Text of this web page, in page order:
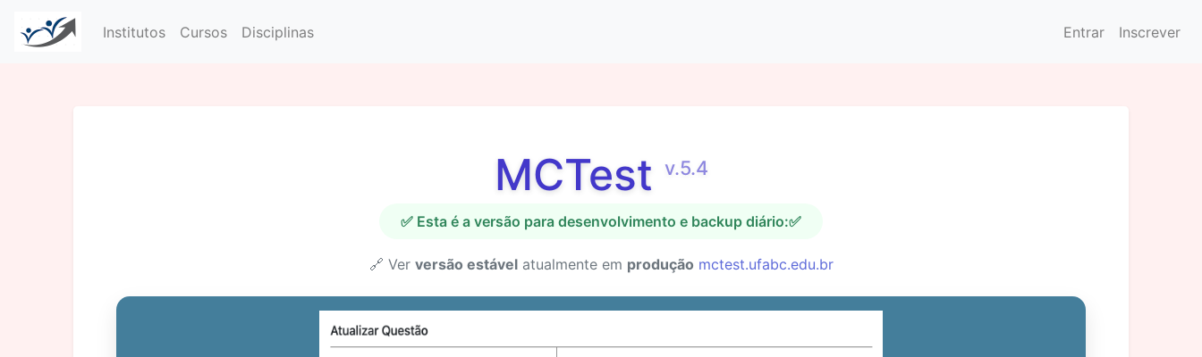
Institutos Cursos Disciplinas Entrar Inscrever
MCTest v.5.4
✅ Esta é a versão para desenvolvimento e backup diário:✅
🔗 Ver versão estávelatualmente em produção mctest.ufabc.edu.br